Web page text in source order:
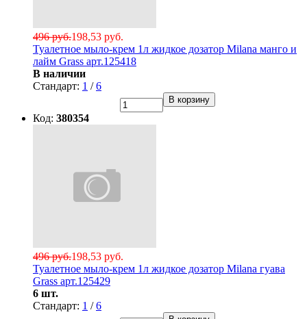
198,53 руб.
496 руб.
Туалетное мыло-крем 1л жидкое дозатор Milana манго и
лайм Grass арт.125418
В наличии
Стандарт: 1 /6
В корзину
Код: 380354
198,53 руб.
496 руб.
Туалетное мыло-крем 1л жидкое дозатор Milana гуава
Grass арт.125429
6 шт.
Стандарт: 1 /6